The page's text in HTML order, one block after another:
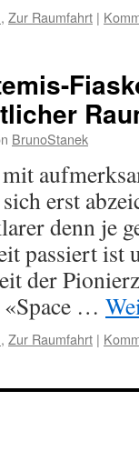
, Zur Raumfahrt |
BrunoStanek
erst
denn je
passiert ist
der
…
, Zur Raumfahrt |